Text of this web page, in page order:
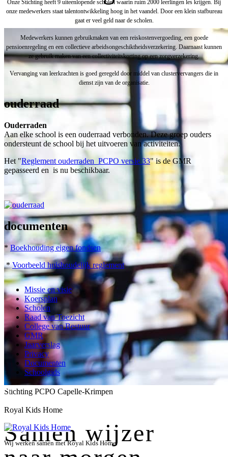
Stichting PCPO Capelle-Krimpen
Samen wijzer
Onze Stichting heeft 9 uiteenlopende scholen waarin ruim 2000 leerlingen les krijgen. Bij
onze medewerkers staat talentontwikkeling hoog in het vaandel. Door een klein stafbureau
gaat er veel geld naar de scholen.
Medewerkers kunnen gebruikmaken van een reiskostenvergoeding, een goede
pensioenregeling en een collectieve arbeidsongeschiktheidsverzekering. Daarnaast kunnen
ze gebruik maken van een collectiviteitskorting op een zorgverzekering.
Vervanging van leerkrachten is goed geregeld door middel van clustervervangers die in
dienst zijn van de organisatie.
ouderraad
Ouderraden
Aan elke school is een ouderraad verbonden. Deze groep ouders
ondersteunt de school bij het uitvoeren van activiteiten.
Het "Reglement ouderraden PCPO versie 33" is de GMR
gepasseerd en is nu beschikbaar.
documenten
* Boekhouding eigen fondsen
*Voorbeeld huishoudelijk reglement
Missie en visie
Koersplan
Scholen
Raad van Toezicht
College van Bestuur
GMR
Jaarverslag
Privacy
Documenten
Schoolgids
Royal Kids Home
Wij werken samen met Royal Kids Home.